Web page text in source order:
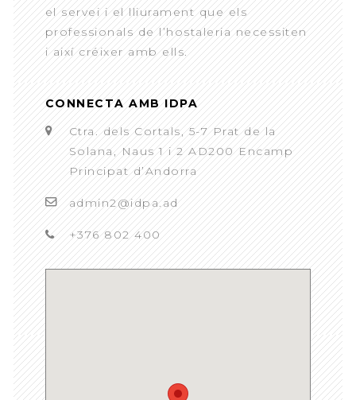
el servei i el lliurament que els
professionals de l’hostaleria necessiten
i així créixer amb ells.
CONNECTA AMB IDPA
Ctra. dels Cortals, 5-7 Prat de la
Solana, Naus 1 i 2 AD200 Encamp
Principat d’Andorra
admin2@idpa.ad
+376 802 400